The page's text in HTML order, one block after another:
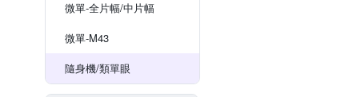
微單-全片幅/中片幅
微單-M43
隨身機/類單眼